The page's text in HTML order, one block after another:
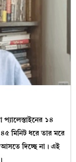
১৪
মিনিট ধরে তার মরে
আসতে দিচ্ছে না। এই